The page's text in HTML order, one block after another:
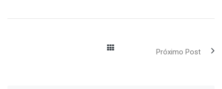
Próximo Post